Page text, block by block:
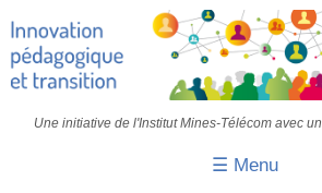
Une initiative de l'Institut Mines-Télécom avec un
☰ Menu